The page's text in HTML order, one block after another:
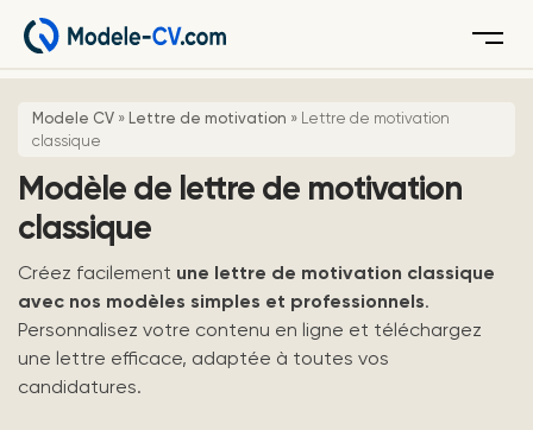
Menu
Modele CV » Lettre de motivation » Lettre de motivation
classique
Modèle de lettre de motivation
classique
Créez facilement une lettre de motivation classique
avec nos modèles simples et professionnels.
Personnalisez votre contenu en ligne et téléchargez
une lettre efficace, adaptée à toutes vos
candidatures.